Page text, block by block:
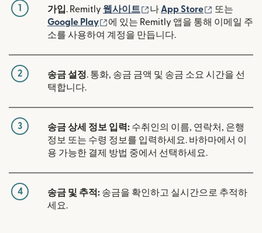
1 가입. Remitly 웹사이트 (새 창에서 열림)
나 App Store (새 창에서
또는
Google Play
(새 창에서 열림)
에 있는 Remitly 앱을 통해 이메일 주
소를 사용하여 계정을 만듭니다.
2 송금 설정. 통화, 송금 금액 및 송금 소요 시간을 선
택합니다.
3 송금 상세 정보 입력: 수취인의 이름, 연락처, 은행
정보 또는 수령 정보를 입력하세요. 바하마에서 이
용 가능한 결제 방법 중에서 선택하세요.
4 송금 및 추적: 송금을 확인하고 실시간으로 추적하
세요.